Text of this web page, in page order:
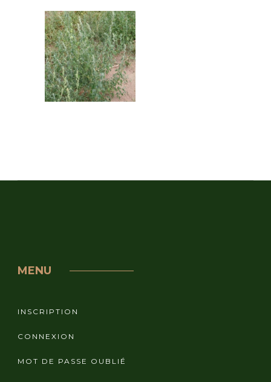
MENU
INSCRIPTION
CONNEXION
MOT DE PASSE OUBLIÉ